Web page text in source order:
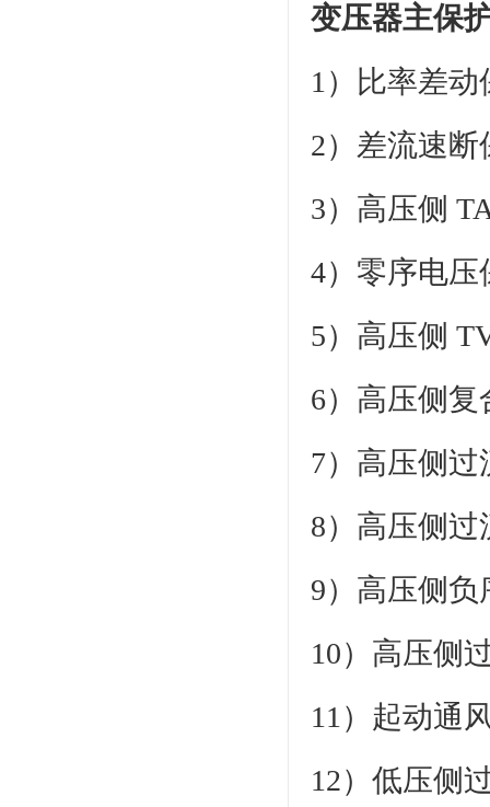
变压器主保
1）比率差动
2）差流速断
3）高压侧
4）零序电压
5）高压侧
6）高压侧复
7）高压侧
8）高压侧
9）高压侧
10）高压侧
11）起动通
12）低压侧